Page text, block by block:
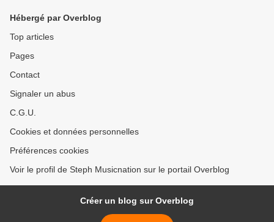
Hébergé par Overblog
Top articles
Pages
Contact
Signaler un abus
C.G.U.
Cookies et données personnelles
Préférences cookies
Voir le profil de Steph Musicnation sur le portail Overblog
Créer un blog sur Overblog